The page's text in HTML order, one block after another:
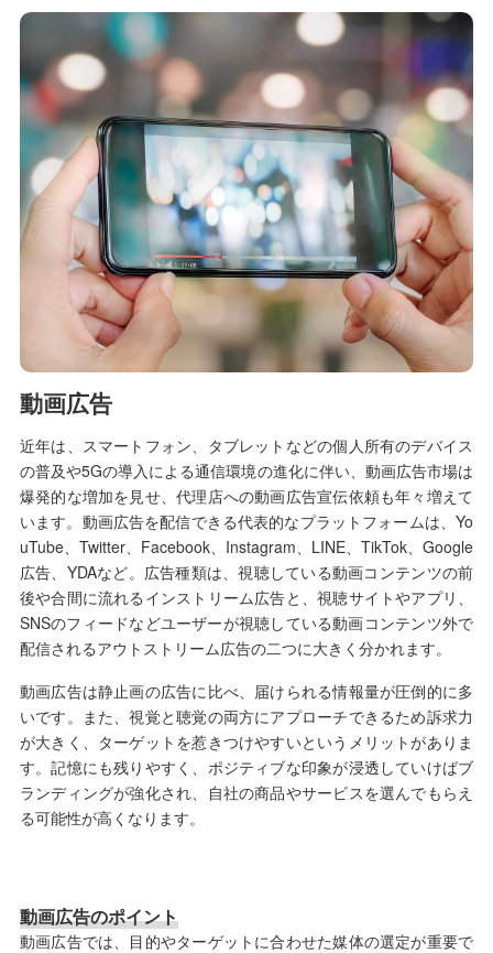
動画広告
近年は、スマートフォン、タブレットなどの個人所有のデバイス
の普及や5Gの導入による通信環境の進化に伴い、動画広告市場は
爆発的な増加を見せ、代理店への動画広告宣伝依頼も年々増えて
います。動画広告を配信できる代表的なプラットフォームは、Yo
uTube、Twitter、Facebook、Instagram、LINE、TikTok、Google
広告、YDAなど。広告種類は、視聴している動画コンテンツの前
後や合間に流れるインストリーム広告と、視聴サイトやアプリ、
SNSのフィードなどユーザーが視聴している動画コンテンツ外で
配信されるアウトストリーム広告の二つに大きく分かれます。
動画広告は静止画の広告に比べ、届けられる情報量が圧倒的に多
いです。また、視覚と聴覚の両方にアプローチできるため訴求力
が大きく、ターゲットを惹きつけやすいというメリットがありま
す。記憶にも残りやすく、ポジティブな印象が浸透していけばブ
ランディングが強化され、自社の商品やサービスを選んでもらえ
る可能性が高くなります。
動画広告のポイント
動画広告では、目的やターゲットに合わせた媒体の選定が重要で